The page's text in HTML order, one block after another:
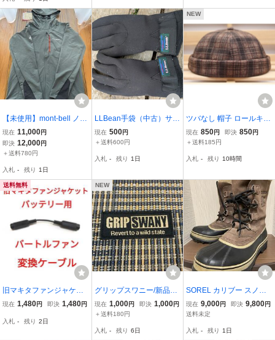
8
たかい
【未使用】mont-bell ノマ
ドパーカ Men's #110670
8
現在 11,000円
即決 12,000円
＋送料780円
入札 - 残り 1日
LLBean手袋（中古）サイ
ズ不明
現在 500円
＋送料600円
入札 - 残り 1日
NEW
ツバなし 帽子 ロールキャ
ップ チャック柄 キャップ
フィッシャースマンキャ
現在 850円 即決 850円
＋送料185円
入札 - 残り 10時間
送料無料
旧マキタファンジャケッ
トバッテリー → 旧バート
現在 1,480円 即決 1,480円
入札 - 残り 2日
NEW
グリップスワニー/新品未
開封/ワッペン/ベルクロ/
アウトドア/キャンプ/GRI
ラミチ/カブー/シェラデザ
現在 1,000円 即決 1,000円
＋送料180円
入札 - 残り 6日
SOREL カリブー スノー
ブーツ ブラウン 28センチ
ウィンターブーツ ウォー
現在 9,000円 即決 9,800円
送料未定
入札 - 残り 1日